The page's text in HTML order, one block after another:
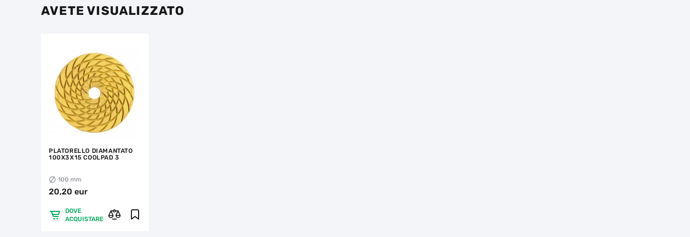
AVETE VISUALIZZATO
PLATORELLO DIAMANTATO
100X3X15 COOLPAD 3
100 mm
20,20 eur
DOVE
ACQUISTARE